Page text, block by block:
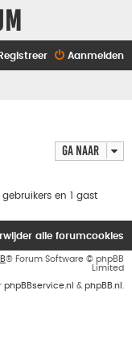
Aanmelden
Registreer
Ga naar
en 1 gast
alle forumcookies
® Forum Software © phpBB
Limited
phpBBservice.nl & phpBB.nl .